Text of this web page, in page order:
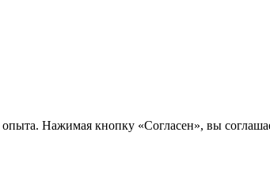
Нажимая кнопку «Согласен», вы